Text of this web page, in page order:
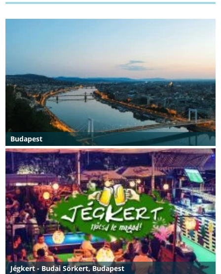
Budapest
Jégkert - Budai Sörkert, Budapest